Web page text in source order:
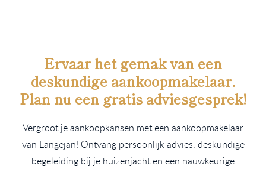
Ervaar het gemak van een
deskundige aankoopmakelaar.
Plan nu een gratis adviesgesprek!
Vergroot je aankoopkansen met een aankoopmakelaar
van Langejan! Ontvang persoonlijk advies, deskundige
begeleiding bij je huizenjacht en een nauwkeurige